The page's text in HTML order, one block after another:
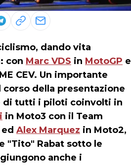
dando vita
con Marc VDS in MotoGP e
CEV. Un importante
della presentazione
di tutti i piloti coinvolti in
in Moto3 con il Team
ed Alex Marquez in Moto2,
"Tito" Rabat sotto le
anche i